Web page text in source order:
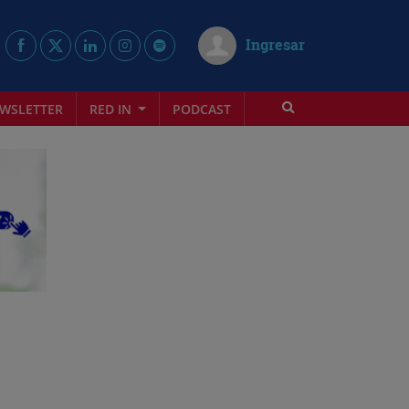
Ingresar
RED IN PODCAST